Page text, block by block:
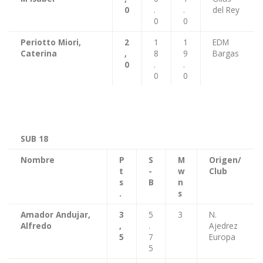
0
.
0
.
0
del Rey
Periotto Miori,
Caterina
2
,
0
1
8
.
0
1
9
.
0
EDM
Bargas
SUB 18
Nombre
P
t
s
.
S
-
B
M
w
n
s
Origen/
Club
Amador Andujar,
Alfredo
3
,
5
5
.
7
5
3
N.
Ajedrez
Europa